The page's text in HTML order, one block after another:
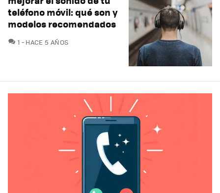
teléfono móvil: qué son y
modelos recomendados
1 COMENTARIOS
HACE 5 AÑOS